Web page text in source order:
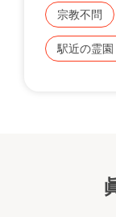
宗教不問
駅近の霊